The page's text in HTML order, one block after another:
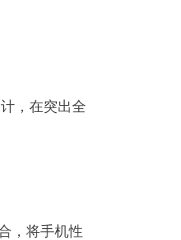
，在突出全
，将手机性